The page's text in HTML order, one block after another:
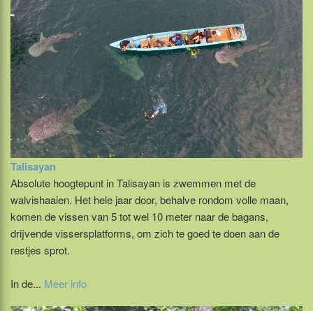
Talisayan
Absolute hoogtepunt in Talisayan is zwemmen met de
walvishaaien. Het hele jaar door, behalve rondom volle maan,
komen de vissen van 5 tot wel 10 meter naar de bagans,
drijvende vissersplatforms, om zich te goed te doen aan de
restjes sprot.
In de... Meer info